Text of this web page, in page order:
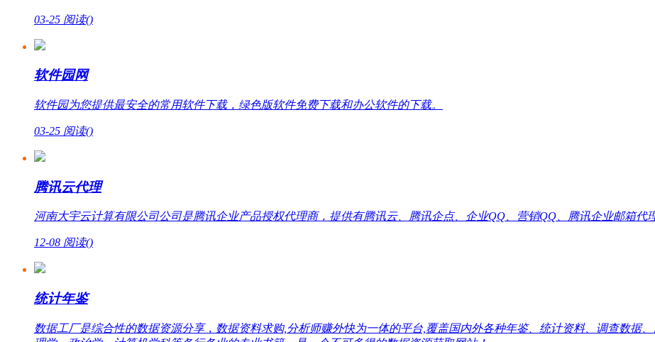
03-25 阅读()
软件园网
软件园为您提供最安全的常用软件下载，绿色版软件免费下载和办公软件的下载。
03-25 阅读()
腾讯云代理
河南大宇云计算有限公司公司是腾讯企业产品授权代理商，提供有腾讯云、腾讯企点、企业QQ、营销QQ、腾讯企业邮箱代
12-08 阅读()
统计年鉴
数据工厂是综合性的数据资源分享，数据资料求购,分析师赚外快为一体的平台,覆盖国内外各种年鉴、统计资料、调查数据